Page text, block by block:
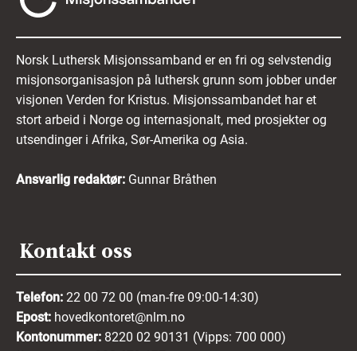
Norsk Luthersk Misjonssamband er en fri og selvstendig
misjonsorganisasjon på luthersk grunn som jobber under
visjonen Verden for Kristus. Misjonssambandet har et
stort arbeid i Norge og internasjonalt, med prosjekter og
utsendinger i Afrika, Sør-Amerika og Asia.
Ansvarlig redaktør: Gunnar Bråthen
Kontakt oss
Telefon: 22 00 72 00 (man-fre 09:00-14:30)
Epost: hovedkontoret@nlm.no
Kontonummer: 8220 02 90131 (Vipps: 700 000)